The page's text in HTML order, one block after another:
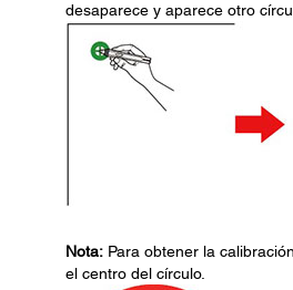
desaparece y aparece otro
Nota: Para obtener la
el centro del círculo.